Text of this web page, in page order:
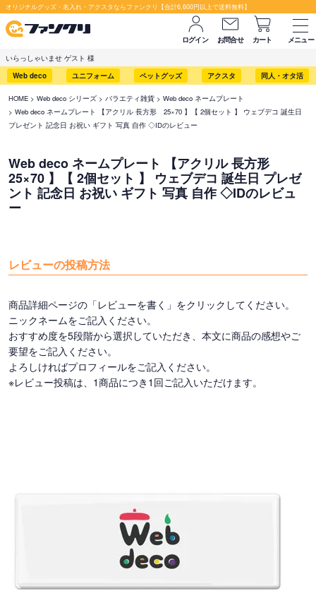
オリジナルグッズ・名入れ・アクスタならファンクリ【合計6,600円以上で送料無料】
ログイン お問合せ カート
メニュー
いらっしゃいませ ゲスト 様
Web deco
ユニフォーム ペットグッズ アクスタ 同人・オタ活
HOME Web deco シリーズ バラエティ雑貨
Web deco ネームプレート
Web deco ネームプレート 【アクリル 長方形 25×70 】【 2個セット 】 ウェブデコ 誕生日
プレゼント 記念日 お祝い ギフト 写真 自作 ◇IDのレビュー
Web deco ネームプレート 【アクリル 長方形
25×70 】【 2個セット 】 ウェブデコ 誕生日 プレゼ
ント 記念日 お祝い ギフト 写真 自作 ◇IDのレビュ
ー
レビューの投稿方法
商品詳細ページの「レビューを書く」をクリックしてください。
ニックネームをご記入ください。
おすすめ度を5段階から選択していただき、本文に商品の感想やご
要望をご記入ください。
よろしければプロフィールをご記入ください。
※レビュー投稿は、1商品につき1回ご記入いただけます。